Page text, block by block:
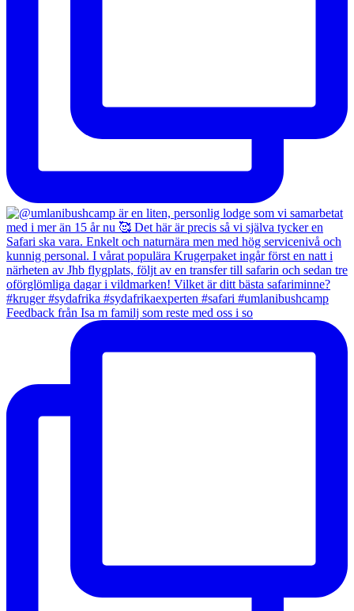
Feedback från Isa m familj som reste med oss i so